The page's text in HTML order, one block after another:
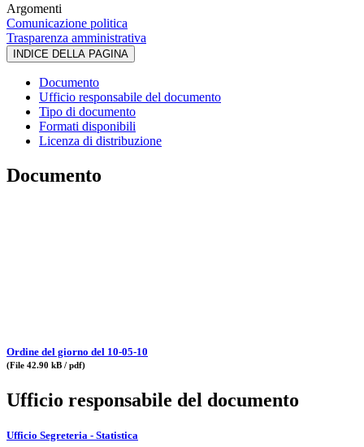
Argomenti
Comunicazione politica
Trasparenza amministrativa
INDICE DELLA PAGINA
Documento
Ufficio responsabile del documento
Tipo di documento
Formati disponibili
Licenza di distribuzione
Documento
Ordine del giorno del 10-05-10
(File 42.90 kB / pdf)
Ufficio responsabile del documento
Ufficio Segreteria - Statistica